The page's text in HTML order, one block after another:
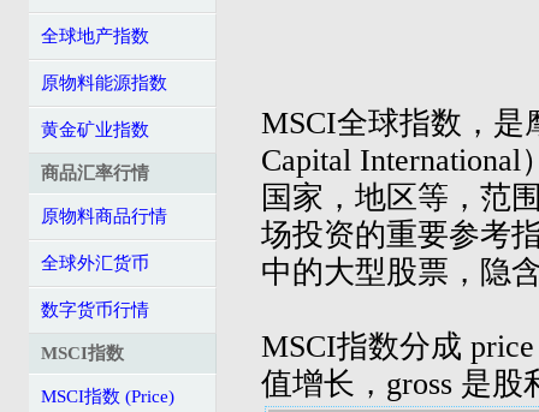
全球地产指数
原物料能源指数
黄金矿业指数
商品汇率行情
原物料商品行情
全球外汇货币
数字货币行情
MSCI指数
MSCI指数 (Price)
MSCI全球指数，是
Capital
国家，地区等，范
场投资的重要参考
中的大型股票，隐
MSCI指数分成
值增长，gross 是